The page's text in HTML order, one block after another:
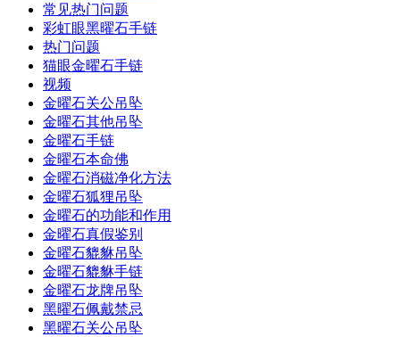
常见热门问题
彩虹眼黑曜石手链
热门问题
猫眼金曜石手链
视频
金曜石关公吊坠
金曜石其他吊坠
金曜石手链
金曜石本命佛
金曜石消磁净化方法
金曜石狐狸吊坠
金曜石的功能和作用
金曜石真假鉴别
金曜石貔貅吊坠
金曜石貔貅手链
金曜石龙牌吊坠
黑曜石佩戴禁忌
黑曜石关公吊坠